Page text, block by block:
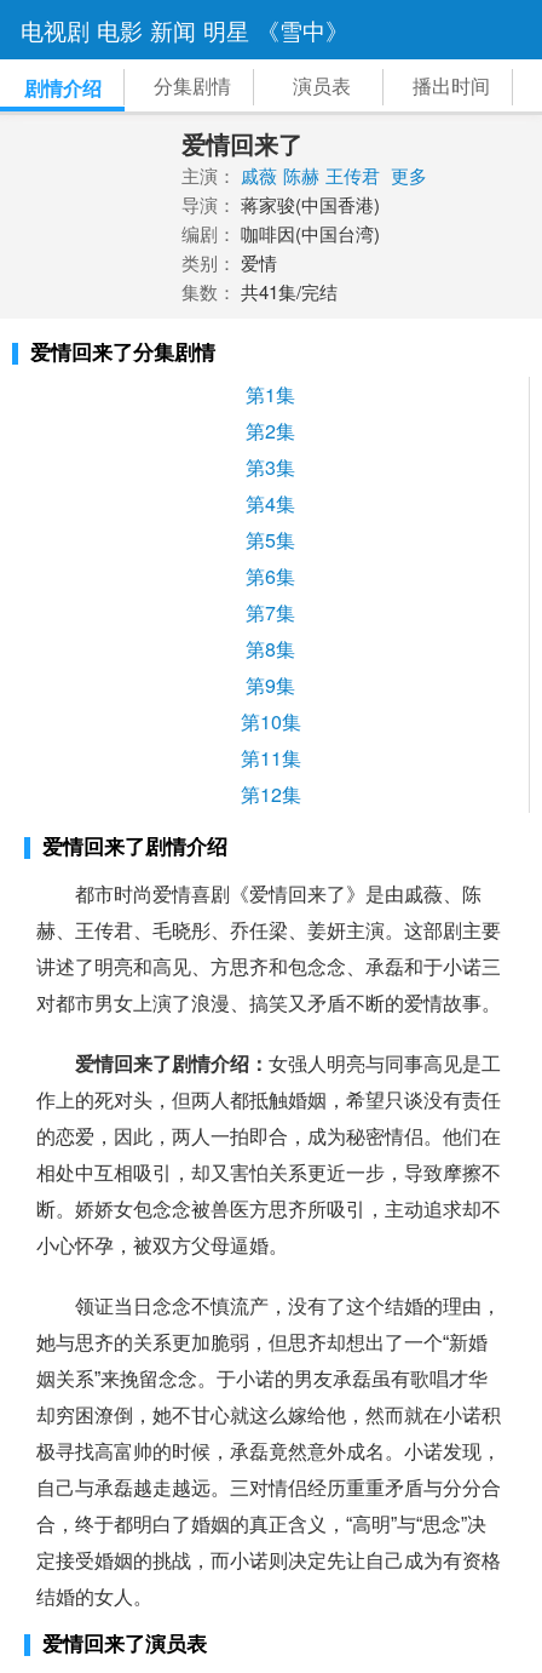
电视剧 电影 新闻 明星 《雪中》
剧情介绍 分集剧情 演员表 播出时间
爱情回来了
主演： 戚薇 陈赫 王传君 更多
导演： 蒋家骏(中国香港)
编剧： 咖啡因(中国台湾)
类别： 爱情
集数： 共41集/完结
爱情回来了分集剧情
第1集
第2集
第3集
第4集
第5集
第6集
第7集
第8集
第9集
第10集
第11集
第12集
爱情回来了剧情介绍
都市时尚爱情喜剧《爱情回来了》是由戚薇、陈
赫、王传君、毛晓彤、乔任梁、姜妍主演。这部剧主要
讲述了明亮和高见、方思齐和包念念、承磊和于小诺三
对都市男女上演了浪漫、搞笑又矛盾不断的爱情故事。
爱情回来了剧情介绍：女强人明亮与同事高见是工
作上的死对头，但两人都抵触婚姻，希望只谈没有责任
的恋爱，因此，两人一拍即合，成为秘密情侣。他们在
相处中互相吸引，却又害怕关系更近一步，导致摩擦不
断。娇娇女包念念被兽医方思齐所吸引，主动追求却不
小心怀孕，被双方父母逼婚。
领证当日念念不慎流产，没有了这个结婚的理由，
她与思齐的关系更加脆弱，但思齐却想出了一个“新婚
姻关系”来挽留念念。于小诺的男友承磊虽有歌唱才华
却穷困潦倒，她不甘心就这么嫁给他，然而就在小诺积
极寻找高富帅的时候，承磊竟然意外成名。小诺发现，
自己与承磊越走越远。三对情侣经历重重矛盾与分分合
合，终于都明白了婚姻的真正含义，“高明”与“思念”决
定接受婚姻的挑战，而小诺则决定先让自己成为有资格
结婚的女人。
爱情回来了演员表